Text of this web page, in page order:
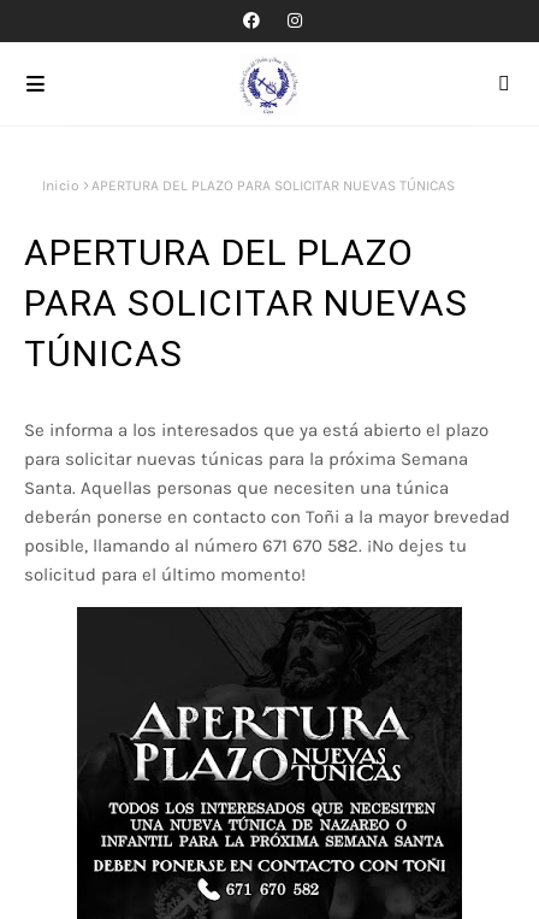
Inicio APERTURA DEL PLAZO PARA SOLICITAR NUEVAS TÚNICAS
APERTURA DEL PLAZO
PARA SOLICITAR NUEVAS
TÚNICAS
Se informa a los interesados que ya está abierto el plazo
para solicitar nuevas túnicas para la próxima Semana
Santa. Aquellas personas que necesiten una túnica
deberán ponerse en contacto con Toñi a la mayor brevedad
posible, llamando al número 671 670 582. ¡No dejes tu
solicitud para el último momento!